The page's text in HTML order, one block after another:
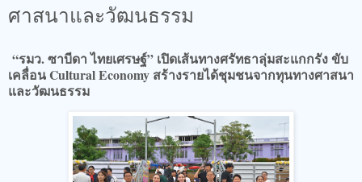
ศาสนาและวัฒนธรรม
“รมว. ซาบีดา ไทยเศรษฐ์” เปิดเส้นทางศรัทธาลุ่มสะแกกรัง ขับ
เคลื่อน Cultural Economy สร้างรายได้ชุมชนจากทุนทางศาสนา
และวัฒนธรรม